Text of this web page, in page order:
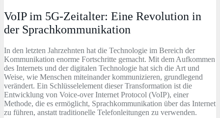
VoIP im 5G-Zeitalter: Eine Revolution in
der Sprachkommunikation
In den letzten Jahrzehnten hat die Technologie im Bereich der
Kommunikation enorme Fortschritte gemacht. Mit dem Aufkommen
des Internets und der digitalen Technologie hat sich die Art und
Weise, wie Menschen miteinander kommunizieren, grundlegend
verändert. Ein Schlüsselelement dieser Transformation ist die
Entwicklung von Voice-over Internet Protocol (VoIP), einer
Methode, die es ermöglicht, Sprachkommunikation über das Internet
zu führen, anstatt traditionelle Telefonleitungen zu verwenden.